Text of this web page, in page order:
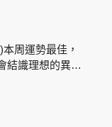
周運勢最佳，
結識理想的異
伴侶相處愉